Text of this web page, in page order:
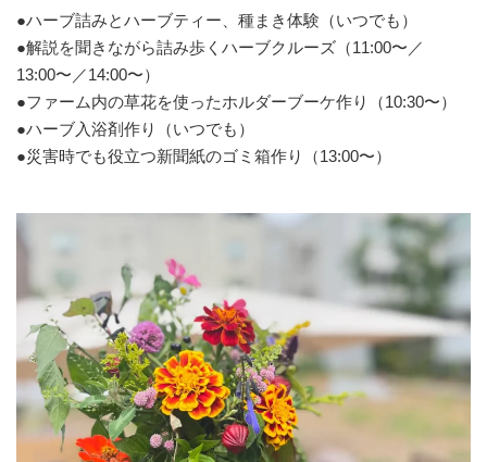
●ハーブ詰みとハーブティー、種まき体験（いつでも）
●解説を聞きながら詰み歩くハーブクルーズ（11:00〜／
13:00〜／14:00〜）
●ファーム内の草花を使ったホルダーブーケ作り（10:30〜）
●ハーブ入浴剤作り（いつでも）
●災害時でも役立つ新聞紙のゴミ箱作り（13:00〜）